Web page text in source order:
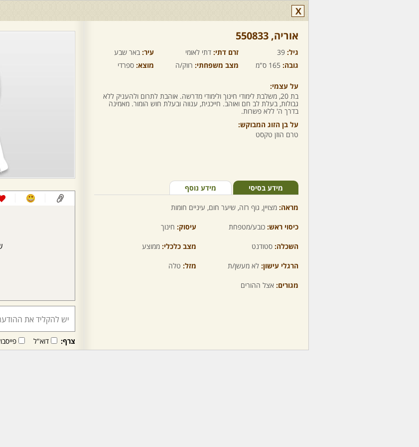
X
אוריה,‏ 550833
גיל: 39 זרם דתי: דתי לאומי עיר: באר שבע
גובה: 165 ס"מ מצב משפחתי: רווק/ה מוצא: ספרדי
על עצמי:
בת 20, משלבת לימודי חינוך ולימודי מדרשה. אוהבת לתרום ולהעניק ללא
גבולות, בעלת לב חם ואוהב. חייכנית, ענווה ובעלת חוש הומור. מאמינה
בדרך ה' ללא פשרות.
על בן הזוג המבוקש:
טרם הוזן טקסט
מידע בסיסי מידע נוסף
מראה: מצויין, גוף רזה, שיער חום, עיניים חומות
כיסוי ראש: כובע/מטפחת עיסוק: חינוך
השכלה: סטודנט מצב כלכלי: ממוצע
הרגלי עישון: לא מעשן/ת מזל: טלה
מגורים: אצל ההורים
צרף: דוא"ל